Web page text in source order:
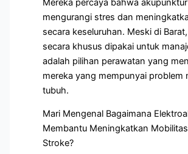
Mereka percaya bahwa
mengurangi stres dan
secara keseluruhan. Meski di
secara khusus dipakai untuk
adalah pilihan perawatan yang
mereka yang mempunyai problem
tubuh.
Mari Mengenal Bagaimana
Membantu Meningkatkan
Stroke?